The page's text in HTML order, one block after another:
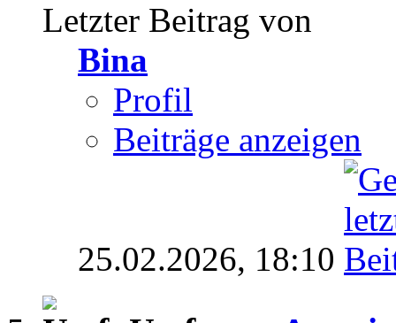
Letzter Beitrag von
Bina
Profil
Beiträge anzeigen
25.02.2026, 18:10